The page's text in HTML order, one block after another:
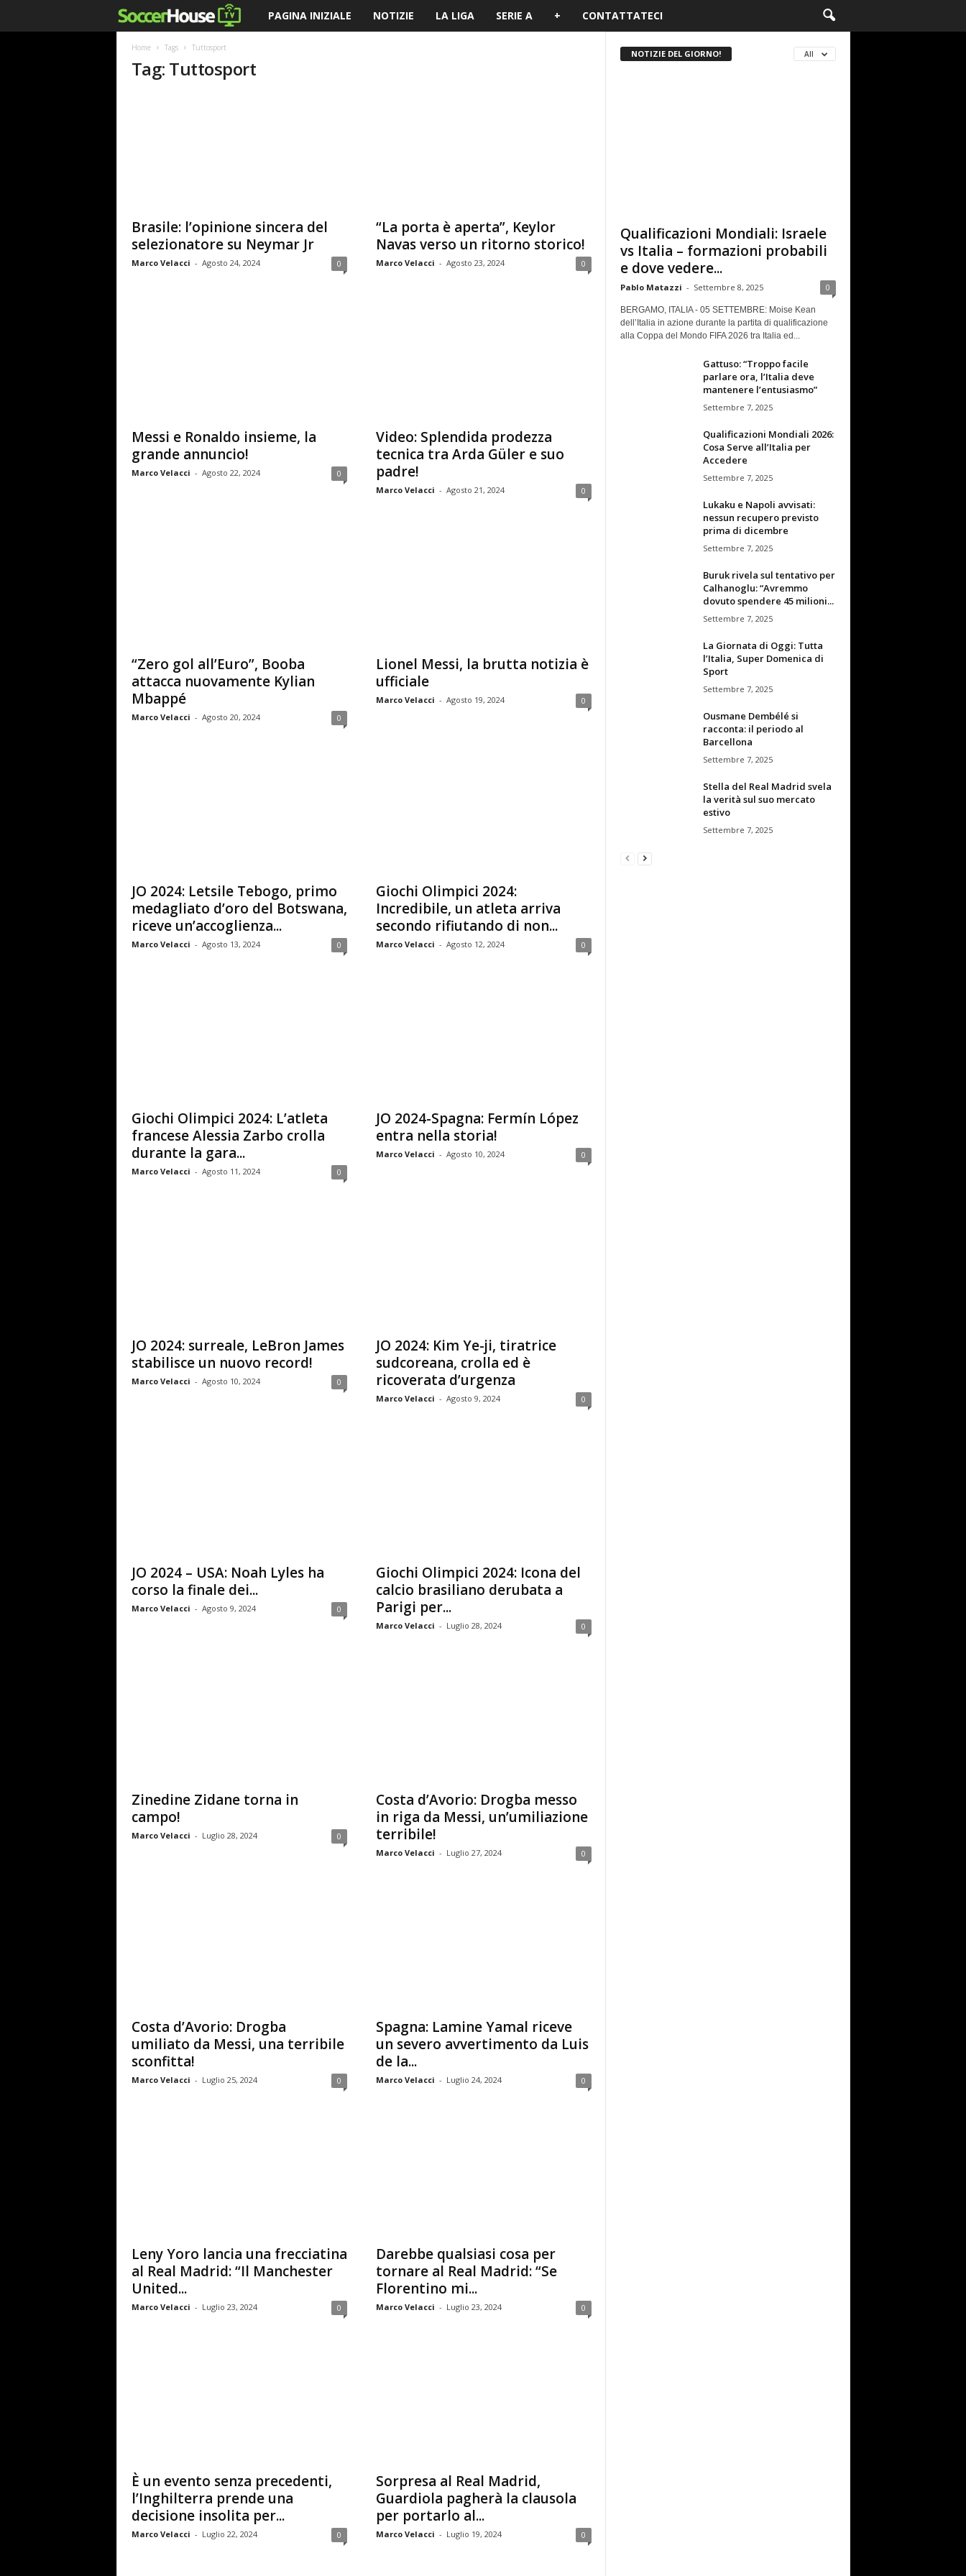
u
PAGINA INIZIALE NOTIZIE LA LIGA SERIE A + CONTATTATECI
Home Tags Tuttosport
Tag: Tuttosport
Brasile: l’opinione sincera del
selezionatore su Neymar Jr
Marco Velacci - Agosto 24, 2024 0
“La porta è aperta”, Keylor
Navas verso un ritorno storico!
Marco Velacci - Agosto 23, 2024 0
Messi e Ronaldo insieme, la
grande annuncio!
Marco Velacci - Agosto 22, 2024 0
Video: Splendida prodezza
tecnica tra Arda Güler e suo
padre!
Marco Velacci - Agosto 21, 2024 0
“Zero gol all’Euro”, Booba
attacca nuovamente Kylian
Mbappé
Marco Velacci - Agosto 20, 2024 0
Lionel Messi, la brutta notizia è
ufficiale
Marco Velacci - Agosto 19, 2024 0
JO 2024: Letsile Tebogo, primo
medagliato d’oro del Botswana,
riceve un’accoglienza...
Marco Velacci - Agosto 13, 2024 0
Giochi Olimpici 2024:
Incredibile, un atleta arriva
secondo rifiutando di non...
Marco Velacci - Agosto 12, 2024 0
Giochi Olimpici 2024: L’atleta
francese Alessia Zarbo crolla
durante la gara...
Marco Velacci - Agosto 11, 2024 0
JO 2024-Spagna: Fermín López
entra nella storia!
Marco Velacci - Agosto 10, 2024 0
JO 2024: surreale, LeBron James
stabilisce un nuovo record!
Marco Velacci - Agosto 10, 2024 0
JO 2024: Kim Ye-ji, tiratrice
sudcoreana, crolla ed è
ricoverata d’urgenza
Marco Velacci - Agosto 9, 2024 0
JO 2024 – USA: Noah Lyles ha
corso la finale dei...
Marco Velacci - Agosto 9, 2024 0
Giochi Olimpici 2024: Icona del
calcio brasiliano derubata a
Parigi per...
Marco Velacci - Luglio 28, 2024 0
Zinedine Zidane torna in
campo!
Marco Velacci - Luglio 28, 2024 0
Costa d’Avorio: Drogba messo
in riga da Messi, un’umiliazione
terribile!
Marco Velacci - Luglio 27, 2024 0
Costa d’Avorio: Drogba
umiliato da Messi, una terribile
sconfitta!
Marco Velacci - Luglio 25, 2024 0
Spagna: Lamine Yamal riceve
un severo avvertimento da Luis
de la...
Marco Velacci - Luglio 24, 2024 0
Leny Yoro lancia una frecciatina
al Real Madrid: “Il Manchester
United...
Marco Velacci - Luglio 23, 2024 0
Darebbe qualsiasi cosa per
tornare al Real Madrid: “Se
Florentino mi...
Marco Velacci - Luglio 23, 2024 0
È un evento senza precedenti,
l’Inghilterra prende una
decisione insolita per...
Marco Velacci - Luglio 22, 2024 0
Sorpresa al Real Madrid,
Guardiola pagherà la clausola
per portarlo al...
Marco Velacci - Luglio 19, 2024 0
NOTIZIE DEL GIORNO! All
Qualificazioni Mondiali: Israele
vs Italia – formazioni probabili
e dove vedere...
Pablo Matazzi - Settembre 8, 2025 0
BERGAMO, ITALIA - 05 SETTEMBRE: Moise Kean
dell’Italia in azione durante la partita di qualificazione
alla Coppa del Mondo FIFA 2026 tra Italia ed...
Gattuso: “Troppo facile
parlare ora, l’Italia deve
mantenere l’entusiasmo”
Settembre 7, 2025
Qualificazioni Mondiali 2026:
Cosa Serve all’Italia per
Accedere
Settembre 7, 2025
Lukaku e Napoli avvisati:
nessun recupero previsto
prima di dicembre
Settembre 7, 2025
Buruk rivela sul tentativo per
Calhanoglu: “Avremmo
dovuto spendere 45 milioni...
Settembre 7, 2025
La Giornata di Oggi: Tutta
l’Italia, Super Domenica di
Sport
Settembre 7, 2025
Ousmane Dembélé si
racconta: il periodo al
Barcellona
Settembre 7, 2025
Stella del Real Madrid svela
la verità sul suo mercato
estivo
Settembre 7, 2025